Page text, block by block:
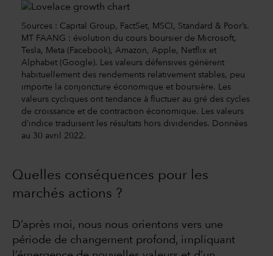
Sources : Capital Group, FactSet, MSCI, Standard & Poor’s.
MT FAANG : évolution du cours boursier de Microsoft,
Tesla, Meta (Facebook), Amazon, Apple, Netflix et
Alphabet (Google). Les valeurs défensives génèrent
habituellement des rendements relativement stables, peu
importe la conjoncture économique et boursière. Les
valeurs cycliques ont tendance à fluctuer au gré des cycles
de croissance et de contraction économique. Les valeurs
d’indice traduisent les résultats hors dividendes. Données
au 30 avril 2022.
Quelles conséquences pour les
marchés actions ?
D’après moi, nous nous orientons vers une
période de changement profond, impliquant